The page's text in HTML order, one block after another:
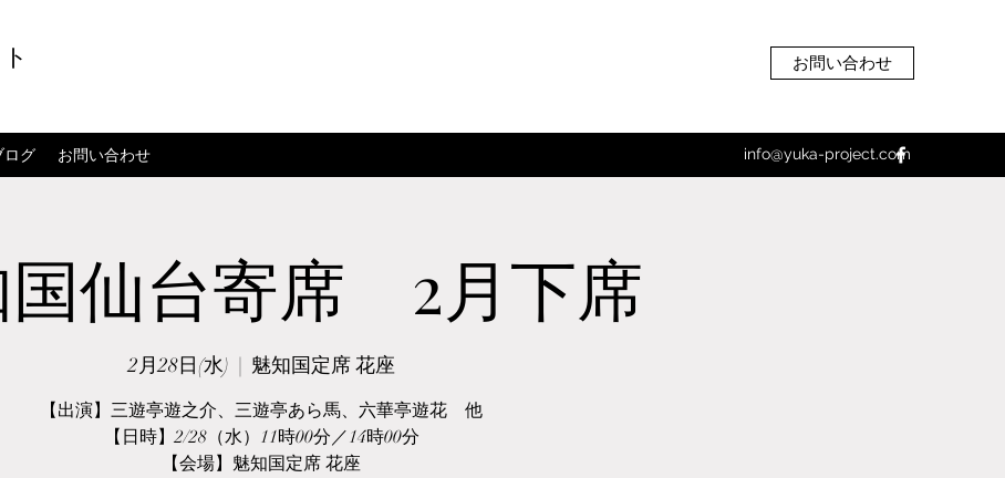
お問い合わせ
ログ お問い合わせ info@yuka-project.com
国仙台寄席 2月下席
2月28日(水) 魅知国定席 花座
【出演】三遊亭遊之介、三遊亭あら馬、六華亭遊花 他
【日時】2/28（水）11時00分／14時00分
【会場】魅知国定席 花座